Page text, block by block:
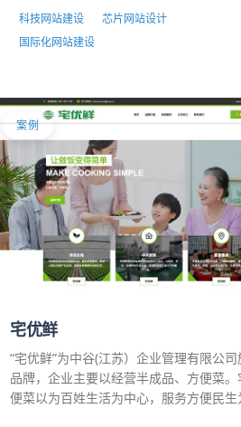
品。公司总部位于昆山，芯片研发团队
高新区、苏州工业园区、上海张江和新加
科技网站建设
芯片网站设计
国际化网站建设
案例
宅优鲜
“宅优鲜”为中谷(江苏）企业管理有限公
品牌，企业主要以经营半成品、方便菜。
便菜以为百姓生活为中心，服务方便民生